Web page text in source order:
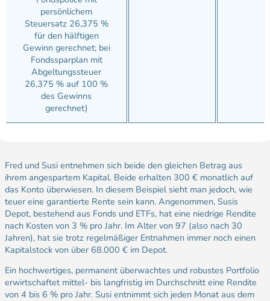
persönlichem
Steuersatz 26,375 %
für den hälftigen
Gewinn gerechnet; bei
Fondssparplan mit
Abgeltungssteuer
26,375 % auf 100 %
des Gewinns
gerechnet)
Fred und Susi entnehmen sich beide den gleichen Betrag aus
ihrem angespartem Kapital. Beide erhalten 300 € monatlich auf
das Konto überwiesen. In diesem Beispiel sieht man jedoch, wie
teuer eine garantierte Rente sein kann. Angenommen, Susis
Depot, bestehend aus Fonds und ETFs, hat eine niedrige Rendite
nach Kosten von 3 % pro Jahr. Im Alter von 97 (also nach 30
Jahren), hat sie trotz regelmäßiger Entnahmen immer noch einen
Kapitalstock von über 68.000 € im Depot.
Ein hochwertiges, permanent überwachtes und robustes Portfolio
erwirtschaftet mittel- bis langfristig im Durchschnitt eine Rendite
von 4 bis 6 % pro Jahr. Susi entnimmt sich jeden Monat aus dem